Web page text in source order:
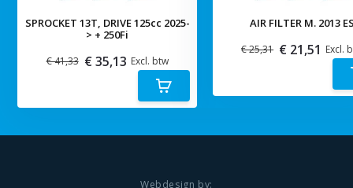
SPROCKET 13T, DRIVE 125cc 2025-
> + 250Fi
€ 41,33 € 35,13 Excl. btw
AIR FILTER M. 2013
€ 25,31 € 21,51 Excl.